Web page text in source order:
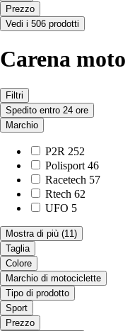
Prezzo
Vedi i 506 prodotti
Carena moto
Filtri
Spedito entro 24 ore
Marchio
P2R 252
Polisport 46
Racetech 57
Rtech 62
UFO 5
Mostra di più (11)
Taglia
Colore
Marchio di motociclette
Tipo di prodotto
Sport
Prezzo